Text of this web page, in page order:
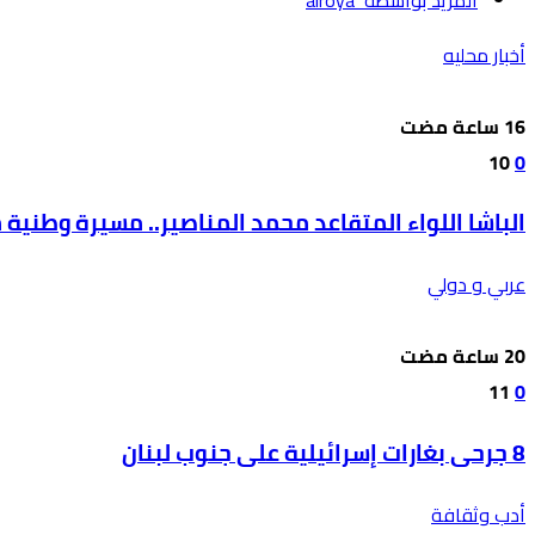
أخبار محليه
0
10
الباشا اللواء المتقاعد محمد المناصير.. مسيرة
عربي و دولي
0
11
8 جرحى بغارات إسرائيلية على جنوب لبنان
أدب وثقافة